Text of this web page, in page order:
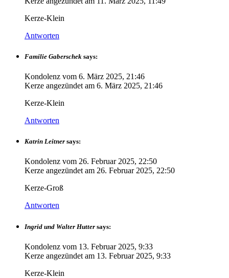
Kerze-Klein
Antworten
Familie Gaberschek says:
Kondolenz vom 6. März 2025, 21:46
Kerze angezündet am 6. März 2025, 21:46
Kerze-Klein
Antworten
Katrin Leitner says:
Kondolenz vom 26. Februar 2025, 22:50
Kerze angezündet am 26. Februar 2025, 22:50
Kerze-Groß
Antworten
Ingrid und Walter Hutter says:
Kondolenz vom 13. Februar 2025, 9:33
Kerze angezündet am 13. Februar 2025, 9:33
Kerze-Klein